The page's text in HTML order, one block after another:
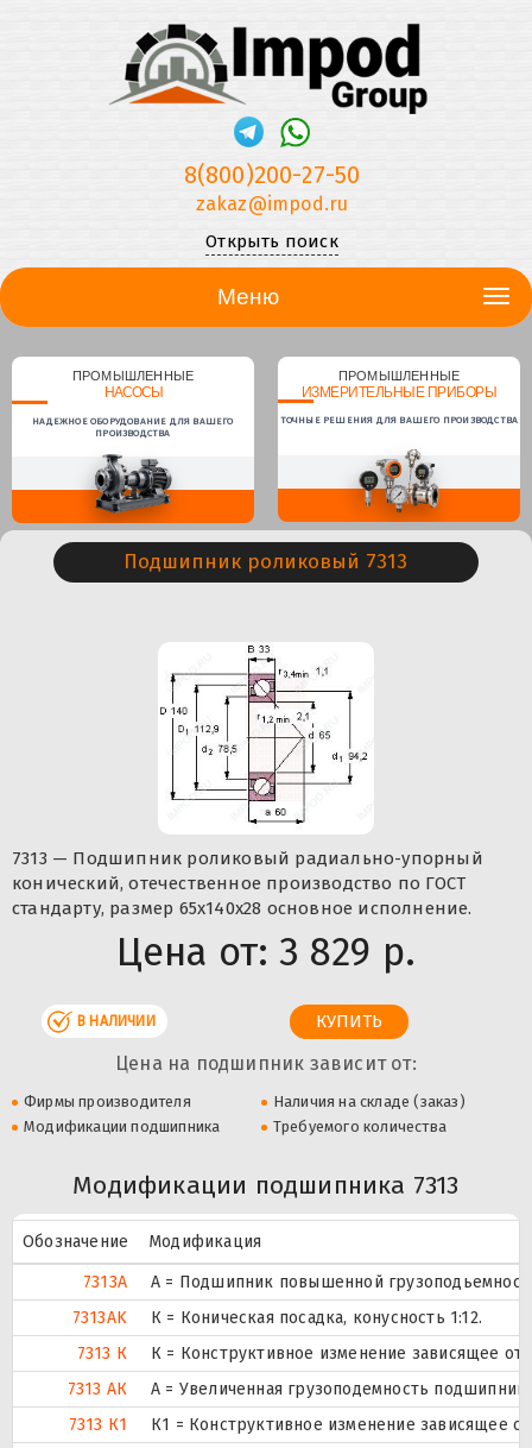
8(800)200-27-50
zakaz@impod.ru
Открыть поиск
Меню
ПРОМЫШЛЕННЫЕ
НАСОСЫ
НАДЕЖНОЕ ОБОРУДОВАНИЕ ДЛЯ ВАШЕГО
ПРОИЗВОДСТВА
ПРОМЫШЛЕННЫЕ
ИЗМЕРИТЕЛЬНЫЕ ПРИБОРЫ
ТОЧНЫЕ РЕШЕНИЯ ДЛЯ ВАШЕГО ПРОИЗВОДСТВА
Подшипник роликовый 7313
7313 — Подшипник роликовый радиально-упорный
конический, отечественное производство по ГОСТ
стандарту, размер 65x140x28 основное исполнение.
Цена от: 3 829 р.
В НАЛИЧИИ
Цена на подшипник зависит от:
Фирмы производителя
Наличия на складе (заказ)
Модификации подшипника
Требуемого количества
Модификации подшипника 7313
Обозначение
Модификация
7313А
А = Подшипник повышенной
7313AK
К = Коническая посадка, конусность 1:12.
7313 К
К = Конструктивное изменение зависящее от
7313 АК
А = Увеличенная грузоподемность
7313 К1
К1 = Конструктивное изменение зависящее